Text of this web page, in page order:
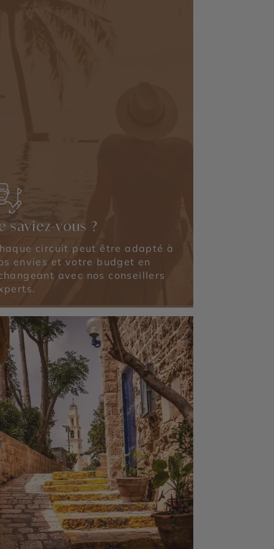
saviez-vous ?
circuit peut être adapté à
envies et votre budget en
avec nos conseillers